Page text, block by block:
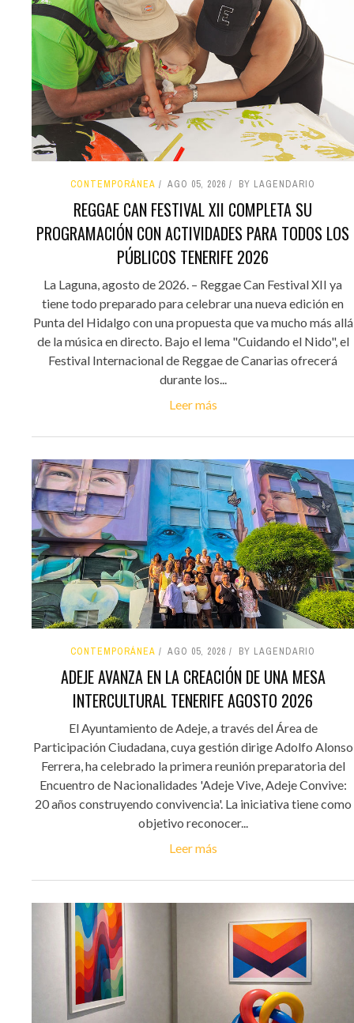
CONTEMPORÁNEA AGO 05, 2026 BY LAGENDARIO
REGGAE CAN FESTIVAL XII COMPLETA SU
PROGRAMACIÓN CON ACTIVIDADES PARA TODOS LOS
PÚBLICOS TENERIFE 2026
La Laguna, agosto de 2026. – Reggae Can Festival XII ya
tiene todo preparado para celebrar una nueva edición en
Punta del Hidalgo con una propuesta que va mucho más allá
de la música en directo. Bajo el lema "Cuidando el Nido", el
Festival Internacional de Reggae de Canarias ofrecerá
durante los...
Leer más
CONTEMPORÁNEA AGO 05, 2026 BY LAGENDARIO
ADEJE AVANZA EN LA CREACIÓN DE UNA MESA
INTERCULTURAL TENERIFE AGOSTO 2026
El Ayuntamiento de Adeje, a través del Área de
Participación Ciudadana, cuya gestión dirige Adolfo Alonso
Ferrera, ha celebrado la primera reunión preparatoria del
Encuentro de Nacionalidades 'Adeje Vive, Adeje Convive:
20 años construyendo convivencia'. La iniciativa tiene como
objetivo reconocer...
Leer más